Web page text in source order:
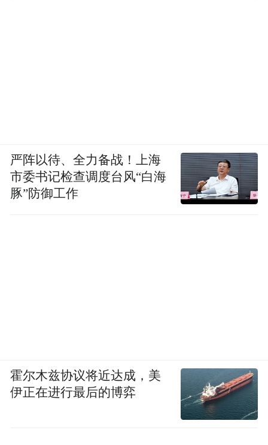
严阵以待、全力备战！上海
市委书记检查调度台风“白海
豚”防御工作
霍尔木兹协议将近达成，美
伊正在进行最后的博弈